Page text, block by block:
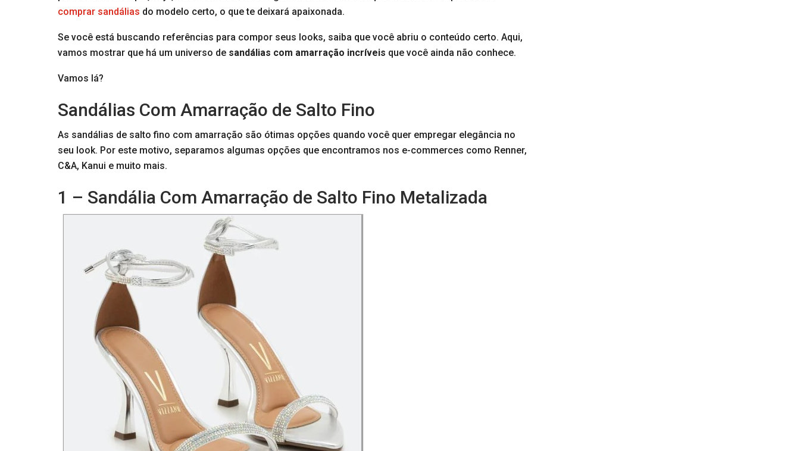
comprar sandálias do modelo certo, o que te deixará apaixonada.
Se você está buscando referências para compor seus looks, saiba que você abriu o conteúdo certo. Aqui,
vamos mostrar que há um universo de sandálias com amarração incríveis que você ainda não conhece.
Vamos lá?
Sandálias Com Amarração de Salto Fino
As sandálias de salto fino com amarração são ótimas opções quando você quer empregar elegância no
seu look. Por este motivo, separamos algumas opções que encontramos nos e-commerces como Renner,
C&A, Kanui e muito mais.
1 – Sandália Com Amarração de Salto Fino Metalizada